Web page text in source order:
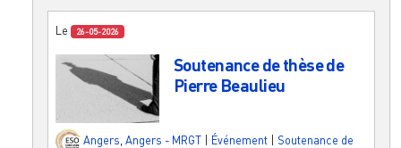
Le 26-05-2026
Soutenance de thèse de
Pierre Beaulieu
Angers Angers - MRGT Événement
Soutenance de